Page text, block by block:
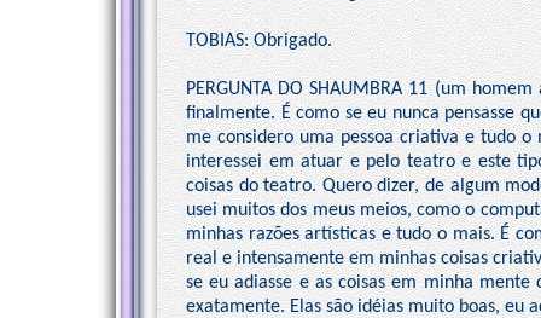
TOBIAS: Obrigado.
PERGUNTA DO SHAUMBRA 11 (um
finalmente. É como se eu nunca pensasse
me considero uma pessoa criativa e tudo
interessei em atuar e pelo teatro e este
coisas do teatro. Quero dizer, de algum
usei muitos dos meus meios, como o
minhas razões artísticas e tudo o mais. É
real e intensamente em minhas coisas
se eu adiasse e as coisas em minha
exatamente. Elas são idéias muito boas, eu